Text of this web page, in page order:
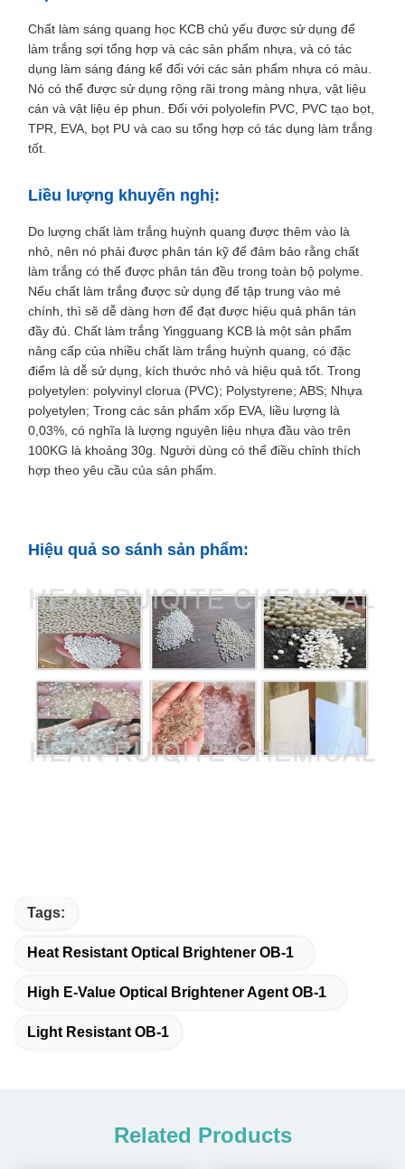
Chất làm sáng quang học KCB chủ yếu được sử dụng để
làm trắng sợi tổng hợp và các sản phẩm nhựa, và có tác
dụng làm sáng đáng kể đối với các sản phẩm nhựa có màu.
Nó có thể được sử dụng rộng rãi trong màng nhựa, vật liệu
cán và vật liệu ép phun. Đối với polyolefin PVC, PVC tạo bọt,
TPR, EVA, bọt PU và cao su tổng hợp có tác dụng làm trắng
tốt.
Liều lượng khuyến nghị:
Do lượng chất làm trắng huỳnh quang được thêm vào là
nhỏ, nên nó phải được phân tán kỹ để đảm bảo rằng chất
làm trắng có thể được phân tán đều trong toàn bộ polyme.
Nếu chất làm trắng được sử dụng để tập trung vào mẻ
chính, thì sẽ dễ dàng hơn để đạt được hiệu quả phân tán
đầy đủ. Chất làm trắng Yingguang KCB là một sản phẩm
nâng cấp của nhiều chất làm trắng huỳnh quang, có đặc
điểm là dễ sử dụng, kích thước nhỏ và hiệu quả tốt. Trong
polyetylen: polyvinyl clorua (PVC); Polystyrene; ABS; Nhựa
polyetylen; Trong các sản phẩm xốp EVA, liều lượng là
0,03%, có nghĩa là lượng nguyên liệu nhựa đầu vào trên
100KG là khoảng 30g. Người dùng có thể điều chỉnh thích
hợp theo yêu cầu của sản phẩm.
Hiệu quả so sánh sản phẩm:
Tags:
Heat Resistant Optical Brightener OB-1
High E-Value Optical Brightener Agent OB-1
Light Resistant OB-1
Related Products